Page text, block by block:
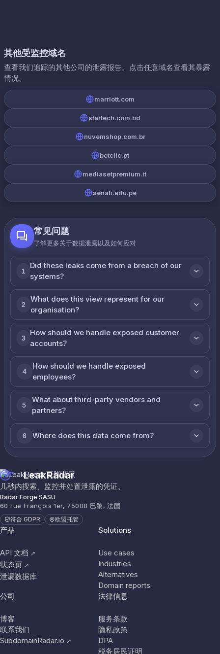
其他受监控域名
查看我们追踪的其他公司的泄露报告。点击任意域名查看其暴露
情况。
marriott.com
startech.com.bd
nuvemshop.com.br
betclic.pt
mediasetpremium.it
senati.edu.pe
常见问题
了解更多关于数据泄露以及如何应对
1
Did these leaks come from a breach of our
systems?
2
What does this view represent for our
organisation?
3
How should we handle exposed customer
accounts?
4
How should we handle exposed
employees?
5
What about third-party vendors and
partners?
6 Where does this data come from?
LeakRadar
几秒内搜索、监控并处置泄露的凭证。
Radar Forge SASU
60 rue François 1er, 75008 巴黎, 法国
符合 GDPR 欧盟托管
产品
API 文档 ↗
状态页 ↗
泄漏数据库
Solutions
Use cases
Industries
Alternatives
Domain reports
公司
博客
联系我们
SubdomainRadar.io ↗
法律信息
服务条款
隐私政策
DPA
税务居民证明